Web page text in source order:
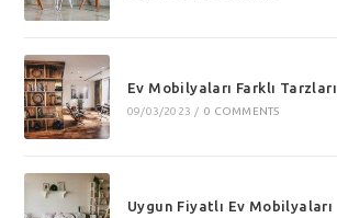
Ev Mobilyaları Farklı Tarzları
09/03/2023 / 0 COMMENTS
Uygun Fiyatlı Ev Mobilyaları